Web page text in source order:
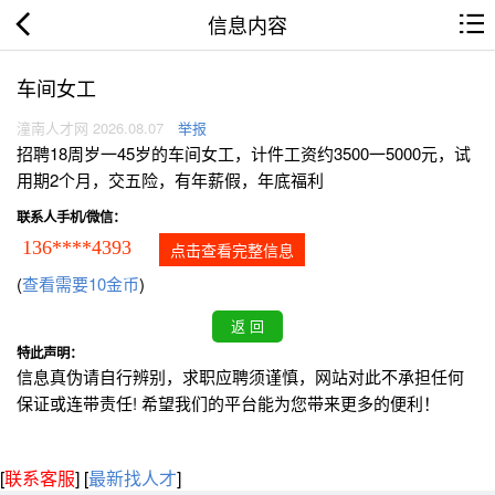
信息内容
车间女工
潼南人才网 2026.08.07 举报
招聘18周岁一45岁的车间女工，计件工资约3500一5000元，试
用期2个月，交五险，有年薪假，年底福利
联系人手机/微信：
136****4393 点击查看完整信息
(查看需要10金币)
特此声明：
信息真伪请自行辨别，求职应聘须谨慎，网站对此不承担任何
保证或连带责任! 希望我们的平台能为您带来更多的便利！
[联系客服] [最新找人才]